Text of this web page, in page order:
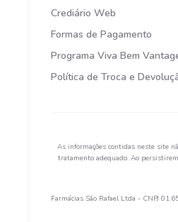
Crediário Web
Formas de Pagamento
Programa Viva Bem
Política de Troca e
As informações contidas neste site
tratamento adequado. Ao
Farmácias São Rafael Ltda - CNPJ